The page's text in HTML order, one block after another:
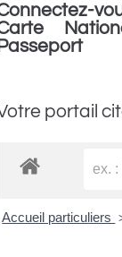
Passeport
portail
Accueil particuliers